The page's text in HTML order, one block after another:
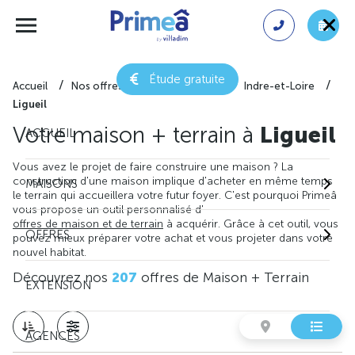
Étude gratuite
ACCUEIL
MAISONS
OFFRES
EXTENSION
AGENCES
Accueil Nos offres de maison + terrain
Indre-et-Loire
Ligueil
Votre maison + terrain à Ligueil
Vous avez le projet de faire construire une maison ? La
construction d'une maison implique d'acheter en même temps
le terrain qui accueillera votre futur foyer. C'est pourquoi Primeâ
vous propose un outil personnalisé d'
offres de maison et de terrain à acquérir. Grâce à cet outil, vous
pouvez mieux préparer votre achat et vous projeter dans votre
nouvel habitat.
Découvrez nos 207 offres de Maison + Terrain